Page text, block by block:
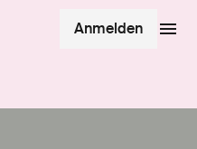
Anmelden